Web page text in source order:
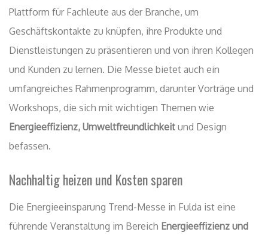
Plattform für Fachleute aus der Branche, um
Geschäftskontakte zu knüpfen, ihre Produkte und
Dienstleistungen zu präsentieren und von ihren Kollegen
und Kunden zu lernen. Die Messe bietet auch ein
umfangreiches Rahmenprogramm, darunter Vorträge und
Workshops, die sich mit wichtigen Themen wie
Energieeffizienz, Umweltfreundlichkeit und Design
befassen.
Nachhaltig heizen und Kosten sparen
Die Energieeinsparung Trend-Messe in Fulda ist eine
führende Veranstaltung im Bereich Energieeffizienz und